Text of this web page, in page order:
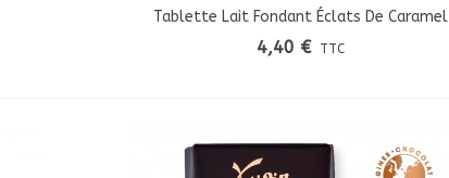
Tablette Lait Fondant Éclats De Caramel
4,40 € TTC